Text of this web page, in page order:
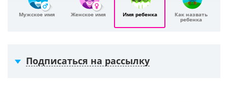
Мужское имя Женское имя Имя ребенка Как назвать
ребенка
Подписаться на рассылку